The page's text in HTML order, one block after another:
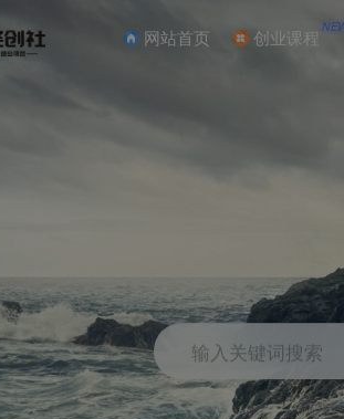
网站首页 创业课程
输入关键词搜索